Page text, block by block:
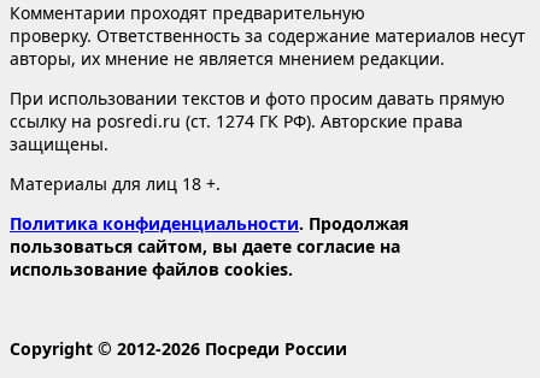
Комментарии проходят предварительную
проверку. Ответственность за содержание материалов несут
авторы, их мнение не является мнением редакции.
При использовании текстов и фото просим давать прямую
ссылку на posredi.ru (ст. 1274 ГК РФ). Авторские права
защищены.
Материалы для лиц 18 +.
Политика конфиденциальности. Продолжая
пользоваться сайтом, вы даете согласие на
использование файлов cookies.
Copyright © 2012-2026 Посреди России